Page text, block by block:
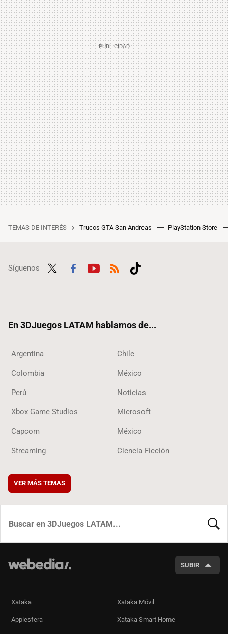
TEMAS DE INTERÉS Trucos GTA San Andreas PlayStation Store
Síguenos
En 3DJuegos LATAM hablamos de...
Argentina Chile
Colombia México
Perú Noticias
Xbox Game Studios Microsoft
Capcom México
Streaming Ciencia Ficción
VER MÁS TEMAS
SUBIR
Xataka Xataka Móvil
Applesfera Xataka Smart Home